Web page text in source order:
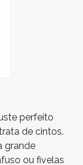
perfeito
de cintos.
grande
ou fivelas